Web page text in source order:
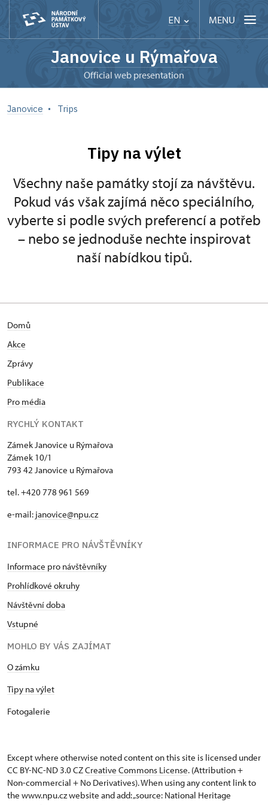
EN MENU
Janovice u Rýmařova
Official web presentation
Janovice Trips
Tipy na výlet
Všechny naše památky stojí za návštěvu.
Pokud vás však zajímá něco speciálního,
vyberte si podle svých preferencí a potřeb
– nebo se jednoduše nechte inspirovat
naší nabídkou tipů.
Domů
Akce
Zprávy
Publikace
Pro média
RYCHLÝ KONTAKT
Zámek Janovice u Rýmařova
Zámek 10/1
793 42 Janovice u Rýmařova
tel. +420 778 961 569
e-mail: janovice@npu.cz
INFORMACE PRO NÁVŠTĚVNÍKY
Informace pro návštěvníky
Prohlídkové okruhy
Návštěvní doba
Vstupné
MOHLO BY VÁS ZAJÍMAT
O zámku
Tipy na výlet
Fotogalerie
Except where otherwise noted content on this site is licensed under
CC BY-NC-ND 3.0 CZCreative Commons License. (Attribution +
Non-commercial + No Derivatives). When using any content link to
the www.npu.cz website and add: „source: National Heritage